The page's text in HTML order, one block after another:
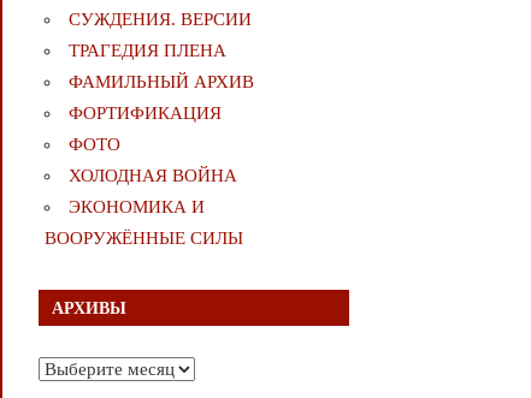
СУЖДЕНИЯ. ВЕРСИИ
ТРАГЕДИЯ ПЛЕНА
ФАМИЛЬНЫЙ АРХИВ
ФОРТИФИКАЦИЯ
ФОТО
ХОЛОДНАЯ ВОЙНА
ЭКОНОМИКА И
ВООРУЖЁННЫЕ СИЛЫ
АРХИВЫ
Архивы